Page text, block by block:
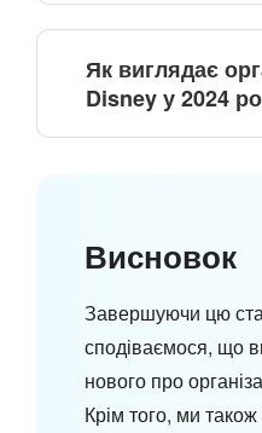
Як виглядає
Disney у 2024
Висновок
Завершуючи цю
сподіваємося, що
нового про
Крім того, ми